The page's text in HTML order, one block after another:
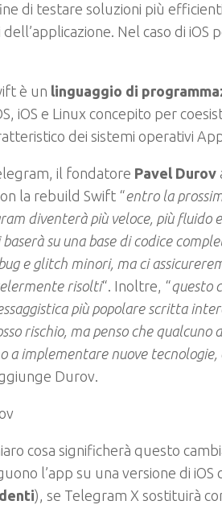
di testare soluzioni più
Nel caso di iOS
è un linguaggio di
iOS e Linux concepito per
dei sistemi operativi
il fondatore Pavel Durov
la rebuild Swift “entro la
diventerà più veloce, più fluido
su una base di codice
e glitch minori, ma ci
risolti“. Inoltre, “questo
più popolare scritta
rischio, ma penso che qualcuno
a implementare nuove
Durov.
cosa significherà questo
l’app su una versione di
), se Telegram X sostituirà